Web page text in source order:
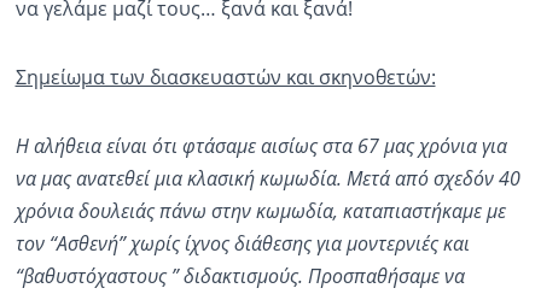
να γελάμε μαζί τους… ξανά και ξανά!
Σημείωμα των διασκευαστών και σκηνοθετών:
Η αλήθεια είναι ότι φτάσαμε αισίως στα 67 μας χρόνια για
να μας ανατεθεί μια κλασική κωμωδία. Μετά από σχεδόν 40
χρόνια δουλειάς πάνω στην κωμωδία, καταπιαστήκαμεμε
τον “Ασθενή” χωρίς ίχνος διάθεσης γιαμοντερνιέςκαι
“βαθυστόχαστους ”διδακτισμούς. Προσπαθήσαμε να